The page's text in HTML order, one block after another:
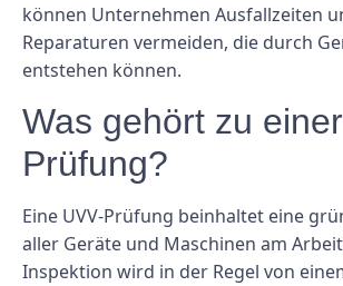
können Unternehmen Ausfallzeiten
Reparaturen vermeiden, die durch
entstehen können.
Was gehört zu
Prüfung?
Eine UVV-Prüfung beinhaltet eine
aller Geräte und Maschinen am
Inspektion wird in der Regel von